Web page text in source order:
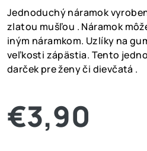
produktu
je
0,0
5
hviezdičiek.
Jednoduchý náramok
zlatou mušľou . Náramok
iným náramkom. Uzlíky na
veľkosti zápästia. Tento
darček pre ženy či dievčatá .
€3,90